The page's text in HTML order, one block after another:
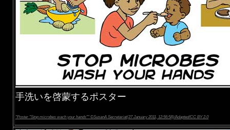
手洗いを啓蒙するポスター
"Poster "Stop microbes wach your hands"" ©SusanA Secretariat(27 January 2011, 12:56:58)/Adapted/CC BY 2.0